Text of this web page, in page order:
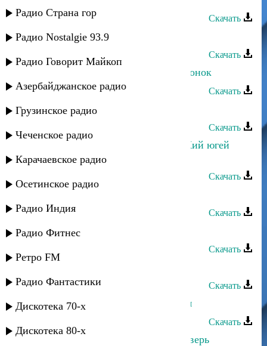
Радио Страна гор
Радио Nostalgie 93.9
Радио Говорит Майкоп
Азербайджанское радио
Грузинское радио
Чеченское радио
Карачаевское радио
Осетинское радио
Радио Индия
Радио Фитнес
Ретро FM
Радио Фантастики
Дискотека 70-х
Дискотека 80-х
Скачать
Руслан Магомедов - Чилибане
Скачать
Руслан Магомедов - Последний звонок
Скачать
Загир Магомедов - Ищу тебя
Скачать
Руслан Магомедов и Марианна - Кий югей
мун
Скачать
Скачать
Руслан Магомедов - Берцинай
Скачать
Руслан Магомедов - Гитара
Скачать
Загир Магомедов - Только для тебя
Скачать
Руслан Магомедов - Открой мне дверь